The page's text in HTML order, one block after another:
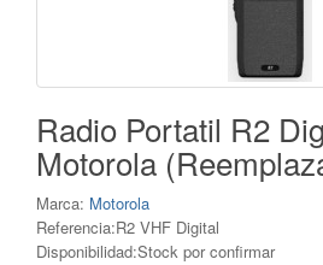
Radio Portatil R2
Motorola
Marca: Motorola
Referencia:R2 VHF Digital
Disponibilidad:Stock por confirmar